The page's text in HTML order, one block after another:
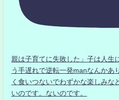
親は子育てに失敗した」子は人生
う手遅れで逆転一発manなんかあ
く食いつないでわずかな楽しみな
いのです。ないのです。